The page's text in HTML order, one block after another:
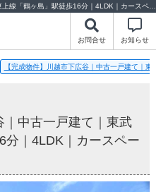
お問合せ お知らせ
【完成物件】川越市下広谷｜中古一戸建て｜
｜中古一戸建て｜東武
分｜4LDK｜カースペー